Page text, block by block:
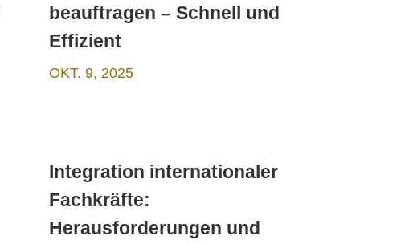
beauftragen – Schnell und
Effizient
OKT. 9, 2025
Integration internationaler
Fachkräfte:
Herausforderungen und